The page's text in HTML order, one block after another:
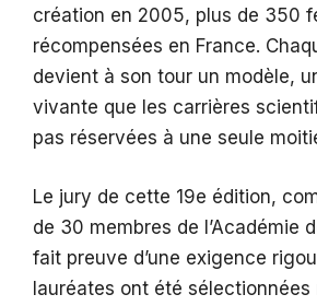
création en 2005, plus de 350
récompensées en France.
devient à son tour un modèle,
vivante que les carrières
pas réservées à une seule
Le jury de cette 19e édition,
de 30 membres de l’Académie
fait preuve d’une exigence
lauréates ont été sélectionnées